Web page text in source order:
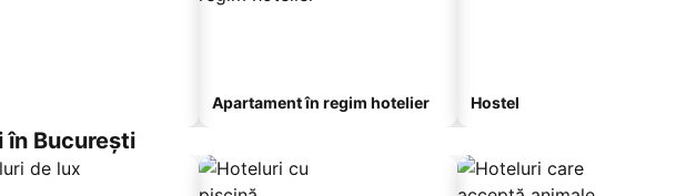
Apartament în regim hotelier Hostel
în București